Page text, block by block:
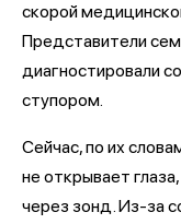
скорой
Представители
диагностировали
ступором.
Сейчас, по их
не открывает
через зонд. Из-за